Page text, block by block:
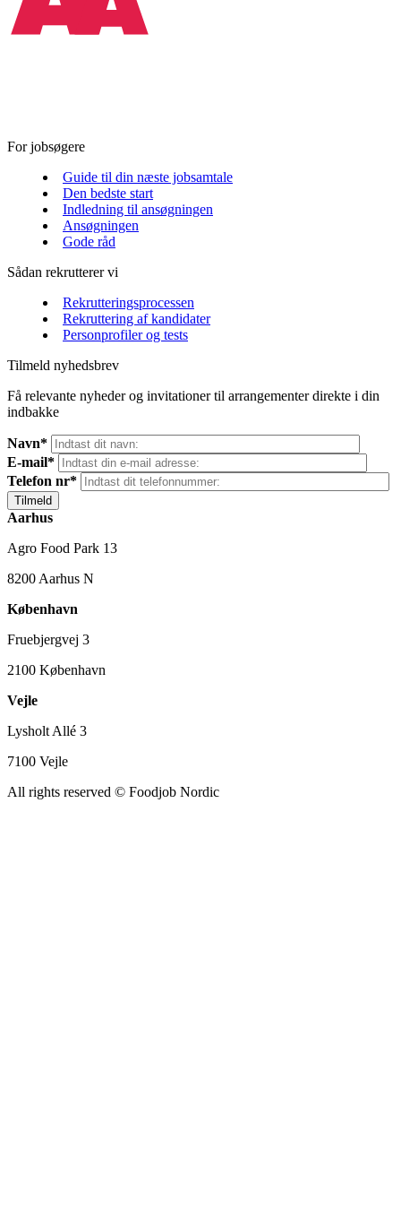
For jobsøgere
Guide til din næste jobsamtale
Den bedste start
Indledning til ansøgningen
Ansøgningen
Gode råd
Sådan rekrutterer vi
Rekrutteringsprocessen
Rekruttering af kandidater
Personprofiler og tests
Tilmeld nyhedsbrev
Få relevante nyheder og invitationer til arrangementer direkte i din
indbakke
Navn*
E-mail*
Telefon nr*
Aarhus
Agro Food Park 13
8200 Aarhus N
København
Fruebjergvej 3
2100 København
Vejle
Lysholt Allé 3
7100 Vejle
All rights reserved © Foodjob Nordic